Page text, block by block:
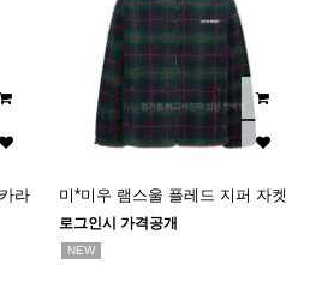
라
미*미우 램스울 플레드 지퍼 자켓
로그인시 가격공개
NEW